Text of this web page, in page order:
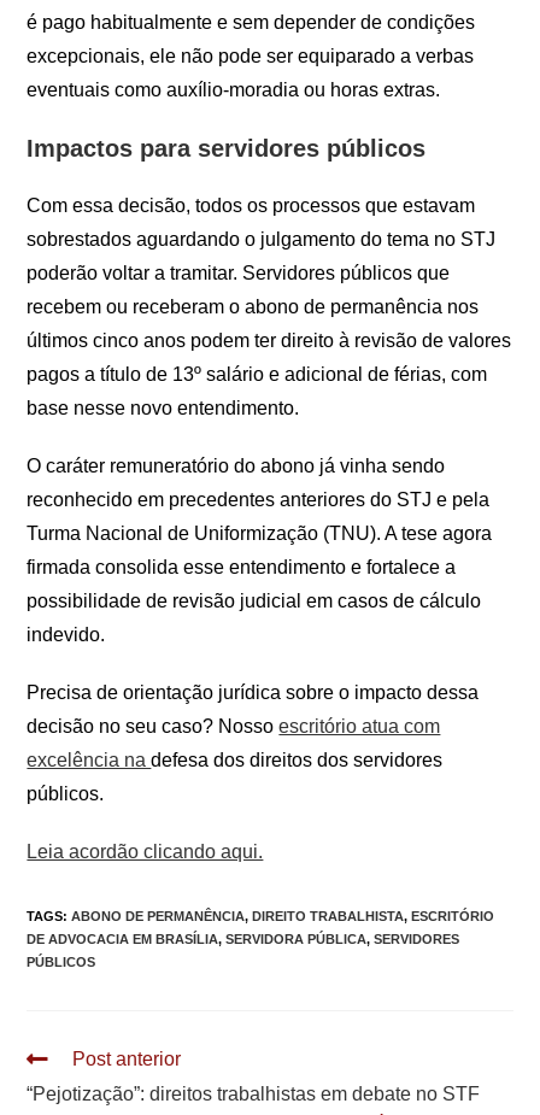
é pago habitualmente e sem depender de condições
excepcionais, ele não pode ser equiparado a verbas
eventuais como auxílio-moradia ou horas extras.
Impactos para servidores públicos
Com essa decisão, todos os processos que estavam
sobrestados aguardando o julgamento do tema no STJ
poderão voltar a tramitar. Servidores públicos que
recebem ou receberam o abono de permanência nos
últimos cinco anos podem ter direito à revisão de valores
pagos a título de 13º salário e adicional de férias, com
base nesse novo entendimento.
O caráter remuneratório do abono já vinha sendo
reconhecido em precedentes anteriores do STJ e pela
Turma Nacional de Uniformização (TNU). A tese agora
firmada consolida esse entendimento e fortalece a
possibilidade de revisão judicial em casos de cálculo
indevido.
Precisa de orientação jurídica sobre o impacto dessa
decisão no seu caso? Nossoescritório atua com
excelência nadefesa dos direitos dos servidores
públicos.
Leia acordão clicando aqui.
TAGS:ABONO DE PERMANÊNCIA, DIREITO TRABALHISTA, ESCRITÓRIO
DE ADVOCACIA EM BRASÍLIA, SERVIDORA PÚBLICA, SERVIDORES
PÚBLICOS
Leia
artigos
Post anterior
“Pejotização”: direitos trabalhistas em debate no STF